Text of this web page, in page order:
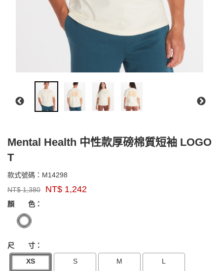
Mental Health 中性款厚磅棉質短袖 LOGO
T
款式號碼： M14298
牌：
Marmot
NT$1,380 NT$ 1,242
GOODS000000000000003367736
顏 色：
尺 寸：
XS
S M L